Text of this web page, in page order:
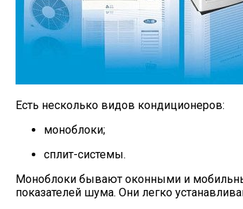
Есть несколько видов кондиционеров:
моноблоки;
сплит-системы.
Моноблоки бывают оконными и
показателей шума. Они легко